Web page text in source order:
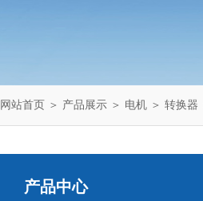
网站首页 ＞ 产品展示 ＞ 电机 ＞ 转换器
产品中心